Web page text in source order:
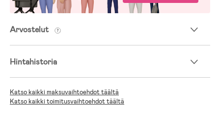
Arvostelut
Hintahistoria
Katso kaikki maksuvaihtoehdot täältä
Katso kaikki toimitusvaihtoehdot täältä